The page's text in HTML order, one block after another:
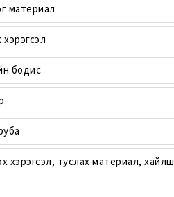
материал
бодис
хэрэгсэл, туслах материал, хайлш